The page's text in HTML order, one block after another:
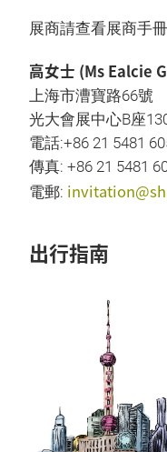
展商請查看展商手
高女士 (Ms Ealcie
上海市漕寶路66號
光大會展中心B座
電話:+86 21 5481
傳真: +86 21 5481
電郵:
出行指南